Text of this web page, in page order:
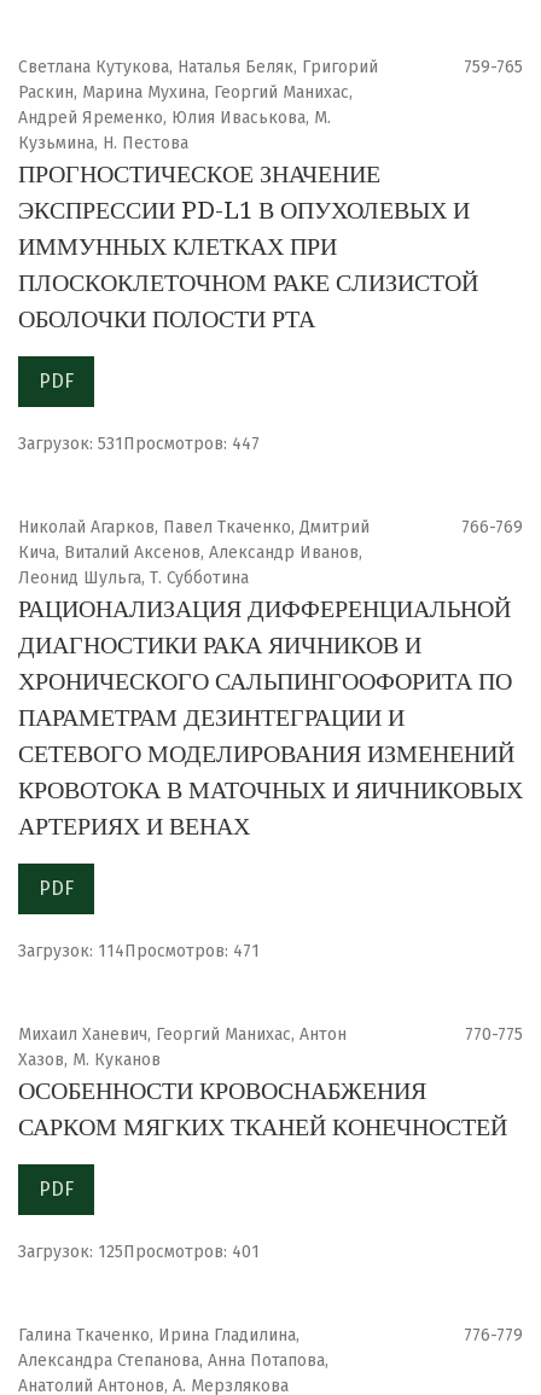
Светлана Кутукова, Наталья Беляк, Григорий
Раскин, Марина Мухина, Георгий Манихас,
Андрей Яременко, Юлия Иваськова, М.
Кузьмина, Н. Пестова
759-765
ПРОГНОСТИЧЕСКОЕ ЗНАЧЕНИЕ
ЭКСПРЕССИИ PD-L1 В ОПУХОЛЕВЫХ И
ИММУННЫХ КЛЕТКАХ ПРИ
ПЛОСКОКЛЕТОЧНОМ РАКЕ СЛИЗИСТОЙ
ОБОЛОЧКИ ПОЛОСТИ РТА
PDF
Загрузок: 531Просмотров: 447
Николай Агарков, Павел Ткаченко, Дмитрий
Кича, Виталий Аксенов, Александр Иванов,
Леонид Шульга, Т. Субботина
766-769
РАЦИОНАЛИЗАЦИЯ ДИФФЕРЕНЦИАЛЬНОЙ
ДИАГНОСТИКИ РАКА ЯИЧНИКОВ И
ХРОНИЧЕСКОГО САЛЬПИНГООФОРИТА ПО
ПАРАМЕТРАМ ДЕЗИНТЕГРАЦИИ И
СЕТЕВОГО МОДЕЛИРОВАНИЯ ИЗМЕНЕНИЙ
КРОВОТОКА В МАТОЧНЫХ И ЯИЧНИКОВЫХ
АРТЕРИЯХ И ВЕНАХ
PDF
Загрузок: 114Просмотров: 471
Михаил Ханевич, Георгий Манихас, Антон
Хазов, М. Куканов
770-775
ОСОБЕННОСТИ КРОВОСНАБЖЕНИЯ
САРКОМ МЯГКИХ ТКАНЕЙ КОНЕЧНОСТЕЙ
PDF
Загрузок: 125Просмотров: 401
Галина Ткаченко, Ирина Гладилина,
Александра Степанова, Анна Потапова,
Анатолий Антонов, А. Мерзлякова
776-779